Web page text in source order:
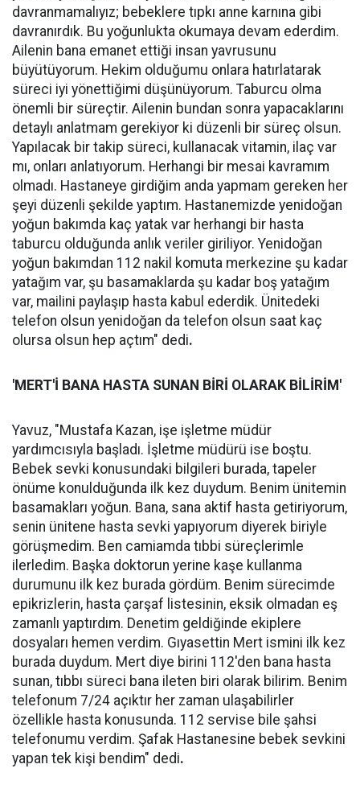
davranmamalıyız; bebeklere tıpkı anne karnına gibi
davranırdık. Bu yoğunlukta okumaya devam ederdim.
Ailenin bana emanet ettiği insan yavrusunu
büyütüyorum. Hekim olduğumu onlara hatırlatarak
süreci iyi yönettiğimi düşünüyorum. Taburcu olma
önemli bir süreçtir. Ailenin bundan sonra yapacaklarını
detaylı anlatmam gerekiyor ki düzenli bir süreç olsun.
Yapılacak bir takip süreci, kullanacak vitamin, ilaç var
mı, onları anlatıyorum. Herhangi bir mesai kavramım
olmadı. Hastaneye girdiğim anda yapmam gereken her
şeyi düzenli şekilde yaptım. Hastanemizde yenidoğan
yoğun bakımda kaç yatak var herhangi bir hasta
taburcu olduğunda anlık veriler giriliyor. Yenidoğan
yoğun bakımdan 112 nakil komuta merkezine şu kadar
yatağım var, şu basamaklarda şu kadar boş yatağım
var, mailini paylaşıp hasta kabul ederdik. Ünitedeki
telefon olsun yenidoğan da telefon olsun saat kaç
olursa olsun hep açtım" dedi.
'MERT'İ BANA HASTA SUNAN BİRİ OLARAK BİLİRİM'
Yavuz, "Mustafa Kazan, işe işletme müdür
yardımcısıyla başladı. İşletme müdürü ise boştu.
Bebek sevki konusundaki bilgileri burada, tapeler
önüme konulduğunda ilk kez duydum. Benim ünitemin
basamakları yoğun. Bana, sana aktif hasta getiriyorum,
senin ünitene hasta sevki yapıyorum diyerek biriyle
görüşmedim. Ben camiamda tıbbi süreçlerimle
ilerledim. Başka doktorun yerine kaşe kullanma
durumunu ilk kez burada gördüm. Benim sürecimde
epikrizlerin, hasta çarşaf listesinin, eksik olmadan eş
zamanlı yaptırdım. Denetim geldiğinde ekiplere
dosyaları hemen verdim. Gıyasettin Mert ismini ilk kez
burada duydum. Mert diye birini 112'den bana hasta
sunan, tıbbı süreci bana ileten biri olarak bilirim. Benim
telefonum 7/24 açıktır her zaman ulaşabilirler
özellikle hasta konusunda. 112 servise bile şahsi
telefonumu verdim. Şafak Hastanesine bebek sevkini
yapan tek kişi bendim" dedi.